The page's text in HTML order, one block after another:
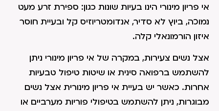
אי פריון מינורי הינו בעיות שונות כגון: ספירת זרע מעט
נמוכה, ביוץ לא סדיר, אנדומטריוזיס קל ובעיית חוסר
איזון הורמונאלי קלה.
אצל נשים צעירות, במקרה של אי פריון מינורי ניתן
להשתמש ברפואה סינית או שיטות טיפול טבעיות
אחרות. כאשר יש בעיית אי פריון מינורית אצל נשים
מבוגרות, ניתן להשתמש בטיפולי פוריות מערביים או